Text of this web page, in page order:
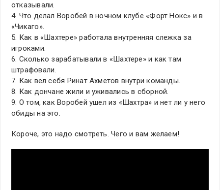
отказывали.
4. Что делал Воробей в ночном клубе «Форт Нокс» и в
«Чикаго».
5. Как в «Шахтере» работала внутренняя слежка за
игроками.
6. Сколько зарабатывали в «Шахтере» и как там
штрафовали.
7. Как вел себя Ринат Ахметов внутри команды.
8. Как дончане жили и уживались в сборной.
9. О том, как Воробей ушел из «Шахтра» и нет ли у него
обиды на это.
Короче, это надо смотреть. Чего и вам желаем!